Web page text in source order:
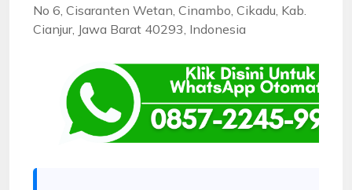
No 6, Cisaranten Wetan, Cinambo, Cikadu, Kab.
Cianjur, Jawa Barat 40293, Indonesia